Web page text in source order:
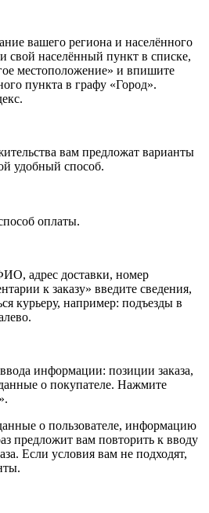
вашего региона и населённого
свой населённый пункт в списке,
местоположение» и впишите
пункта в графу «Город».
вам предложат варианты
удобный способ.
оплаты.
адрес доставки, номер
к заказу» введите сведения,
курьеру, например: подъезды в
информации: позиции заказа,
о покупателе. Нажмите
о пользователе, информацию
предложит вам повторить к вводу
Если условия вам не подходят,